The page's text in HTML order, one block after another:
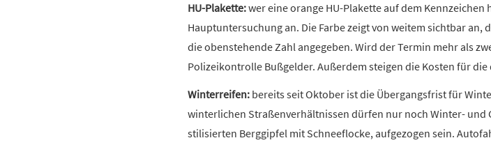
HU-Plakette:wer eine orange HU-Plakette auf dem Kennzeichen
Hauptuntersuchung an. Die Farbe zeigt von weitem sichtbar
die obenstehende Zahl angegeben. Wird der Termin mehr als
Polizeikontrolle Bußgelder. Außerdem steigen die Kosten für
Winterreifen:bereits seit Oktober ist die Übergangsfrist für
winterlichen Straßenverhältnissen dürfen nur noch Winter- und
stilisierten Berggipfel mit Schneeflocke, aufgezogen sein.